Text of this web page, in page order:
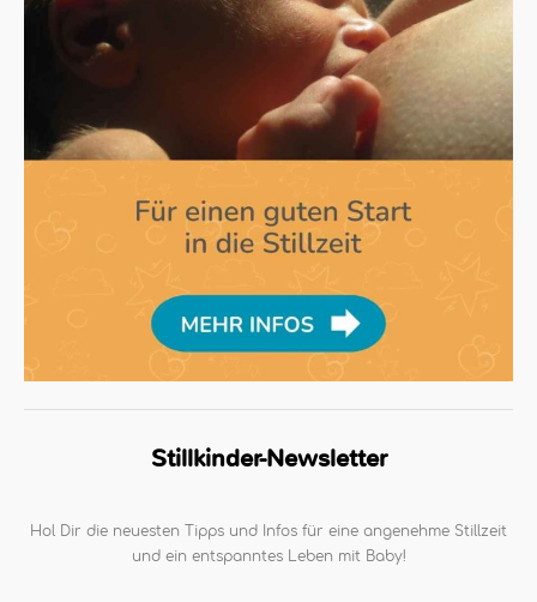
Stillkinder-Newsletter
Hol Dir die neuesten Tipps und Infos für eine angenehme Stillzeit
und ein entspanntes Leben mit Baby!